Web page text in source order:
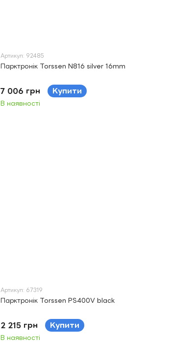
Артикул: 92485
Парктронік Torssen N816 silver 16mm
7 006 грн Купити
В наявності
Артикул: 67319
Парктронік Torssen PS400V black
2 215 грн Купити
В наявності